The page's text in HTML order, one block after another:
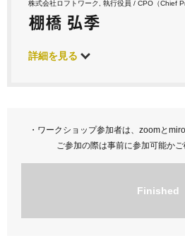
株式会社ロフトワーク, 執行役員 / CPO（Chief
棚橋 弘季
詳細を見る
・ワークショップ参加者は、zoomと
ご参加の際は事前に参加可能かご
Finished